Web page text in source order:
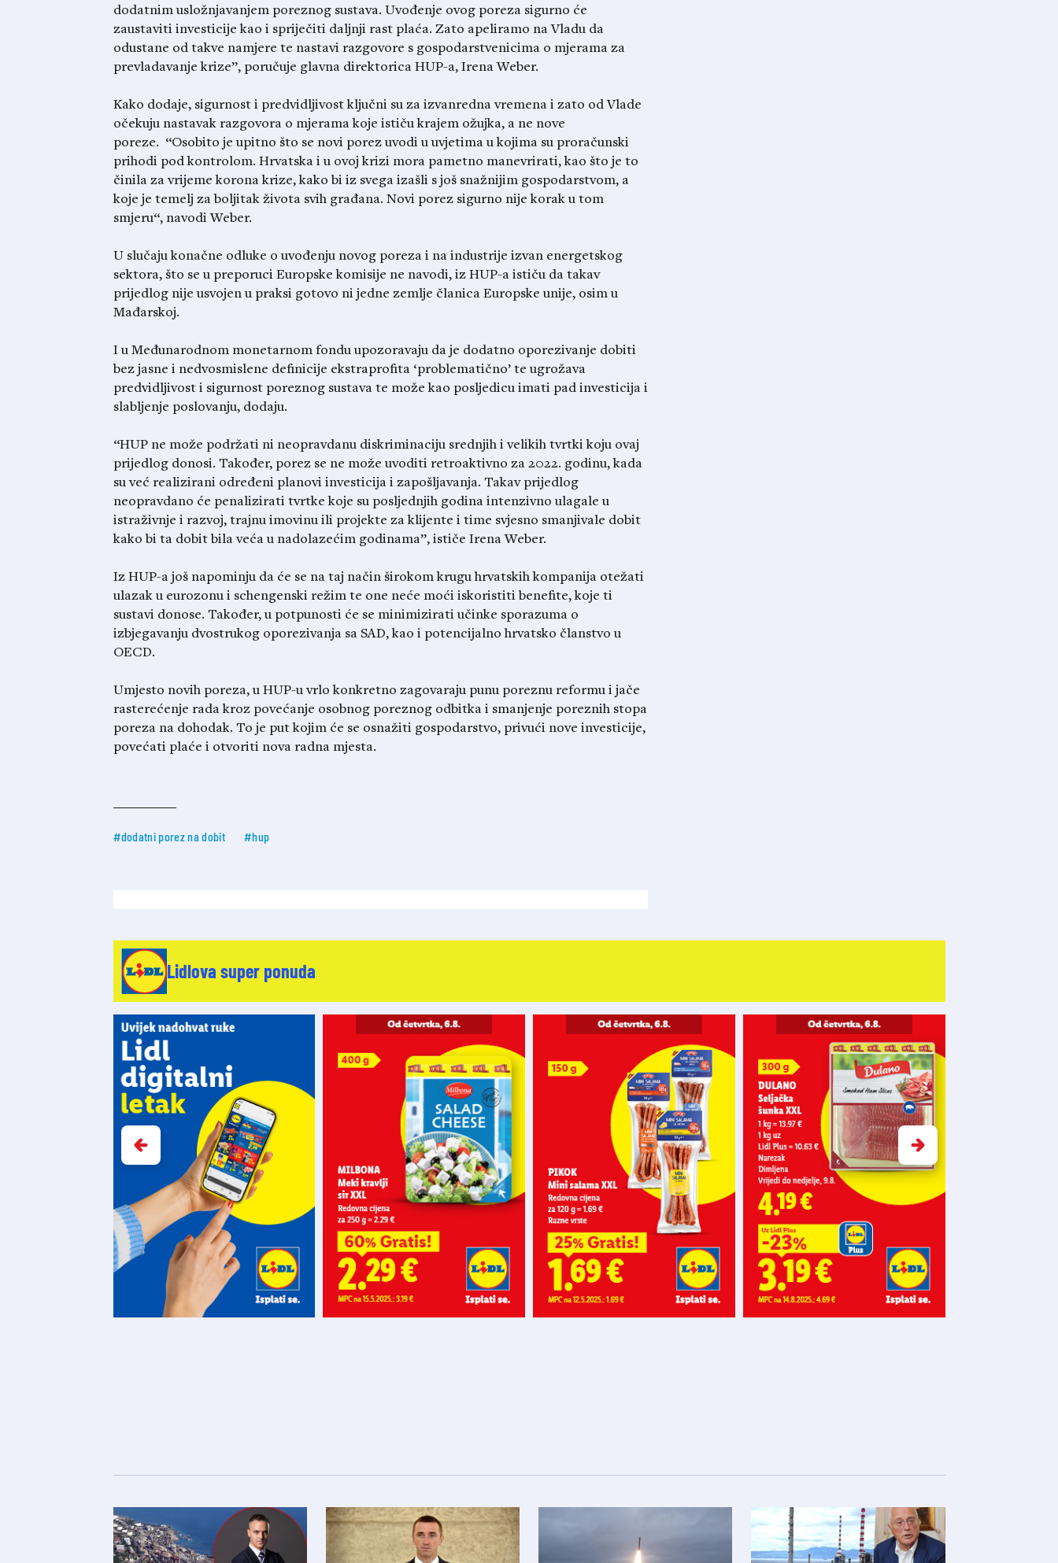
dodatnim usložnjavanjem poreznog sustava. Uvođenje ovog poreza sigurno će
zaustaviti investicije kao i spriječiti daljnji rast plaća. Zato apeliramo na Vladu da
odustane od takve namjere te nastavi razgovore s gospodarstvenicima o mjerama za
prevladavanje krize”, poručuje glavna direktorica HUP-a, Irena Weber.
Kako dodaje, sigurnost i predvidljivost ključni su za izvanredna vremena i zato od Vlade
očekuju nastavak razgovora o mjerama koje ističu krajem ožujka, a ne nove
poreze. “Osobito je upitno što se novi porez uvodi u uvjetima u kojima su proračunski
prihodi pod kontrolom. Hrvatska i u ovoj krizi mora pametno manevrirati, kao što je to
činila za vrijeme korona krize, kako bi iz svega izašli s još snažnijim gospodarstvom, a
koje je temelj za boljitak života svih građana. Novi porez sigurno nije korak u tom
smjeru“, navodi Weber.
U slučaju konačne odluke o uvođenju novog poreza i na industrije izvan energetskog
sektora, što se u preporuci Europske komisije ne navodi, iz HUP-a ističu da takav
prijedlog nije usvojen u praksi gotovo ni jedne zemlje članica Europske unije, osim u
Mađarskoj.
I u Međunarodnom monetarnom fondu upozoravaju da je dodatno oporezivanje dobiti
bez jasne i nedvosmislene definicije ekstraprofita ‘problematično’ te ugrožava
predvidljivost i sigurnost poreznog sustava te može kao posljedicu imati pad investicija i
slabljenje poslovanju, dodaju.
“HUP ne može podržati ni neopravdanu diskriminaciju srednjih i velikih tvrtki koju ovaj
prijedlog donosi. Također, porez se ne može uvoditi retroaktivno za 2022. godinu, kada
su već realizirani određeni planovi investicija i zapošljavanja. Takav prijedlog
neopravdano će penalizirati tvrtke koje su posljednjih godina intenzivno ulagale u
istraživnje i razvoj, trajnu imovinu ili projekte za klijente i time svjesno smanjivale dobit
kako bi ta dobit bila veća u nadolazećim godinama”, ističe Irena Weber.
Iz HUP-a još napominju da će se na taj način širokom krugu hrvatskih kompanija otežati
ulazak u eurozonu i schengenski režim te one neće moći iskoristiti benefite, koje ti
sustavi donose. Također, u potpunosti će se minimizirati učinke sporazuma o
izbjegavanju dvostrukog oporezivanja sa SAD, kao i potencijalno hrvatsko članstvo u
OECD.
Umjesto novih poreza, u HUP-u vrlo konkretno zagovaraju punu poreznu reformu i jače
rasterećenje rada kroz povećanje osobnog poreznog odbitka i smanjenje poreznih stopa
poreza na dohodak. To je put kojim će se osnažiti gospodarstvo, privući nove investicije,
povećati plaće i otvoriti nova radna mjesta.
#dodatni porez na dobit #hup
Lidlova super ponuda